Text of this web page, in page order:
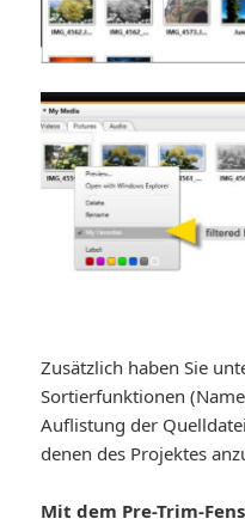
Zusätzlich haben Sie
Sortierfunktionen
Auflistung der
denen des Projektes
Mit dem Pre-Trim-